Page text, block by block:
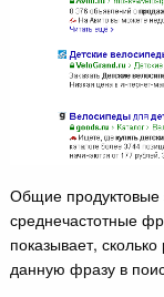
Общие продуктовые
среднечастотные
показывает,
данную фразу в